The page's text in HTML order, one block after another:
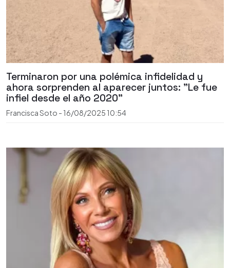
Terminaron por una polémica infidelidad y
ahora sorprenden al aparecer juntos: "Le fue
infiel desde el año 2020"
Francisca Soto - 16/08/2025 10:54